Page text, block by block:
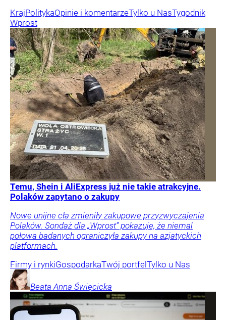
KrajPolitykaOpinie i komentarzeTylko u NasTygodnik
Wprost
Temu, Shein i AliExpress już nie takie atrakcyjne.
Polaków zapytano o zakupy
Nowe unijne cła zmieniły zakupowe przyzwyczajenia
Polaków. Sondaż dla „Wprost” pokazuje, że niemal
połowa badanych ograniczyła zakupy na azjatyckich
platformach.
Firmy i rynkiGospodarkaTwój portfel Tylko u Nas
Beata Anna Święcicka